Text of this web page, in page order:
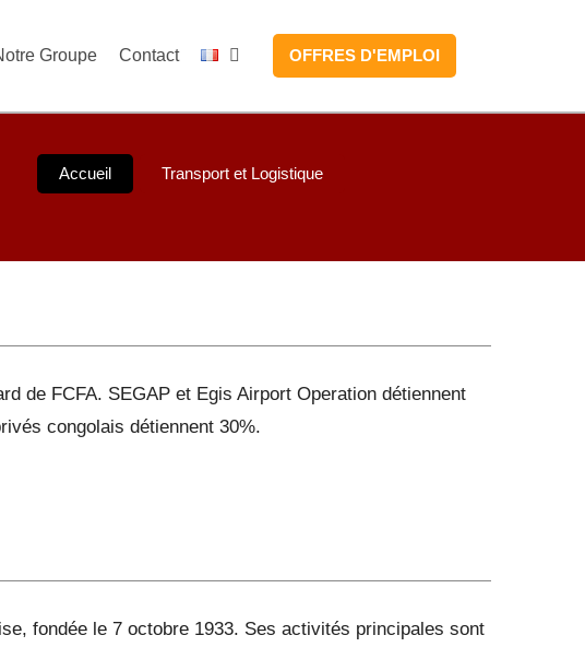
Groupe Contact OFFRES D'EMPLOI
Accueil Transport et Logistique
de FCFA. SEGAP et Egis Airport Operation détiennent
congolais détiennent 30%.
fondée le 7 octobre 1933. Ses activités principales sont